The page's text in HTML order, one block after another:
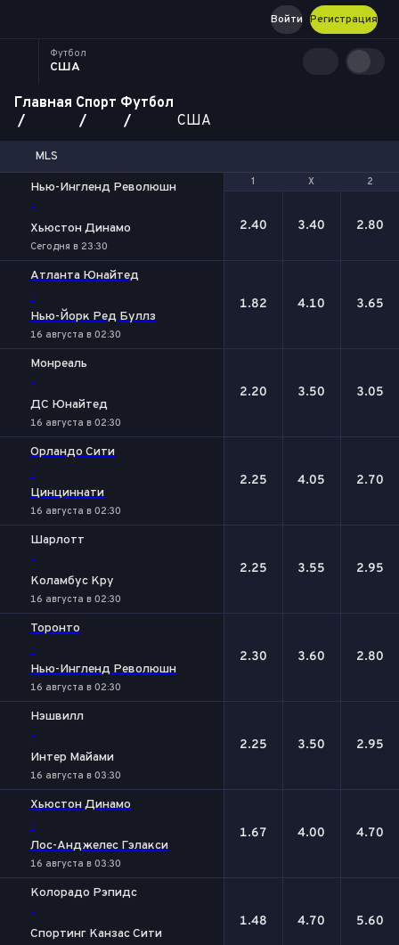
Регистрация
Войти
Футбол
США
Главная Спорт Футбол
США
MLS
1 Х 2
Нью-Ингленд Революшн
-
Хьюстон Динамо
Сегодня в 23:30
1 Х 2
2.40 3.40 2.80
Атланта Юнайтед
-
Нью-Йорк Ред Буллз
16 августа в 02:30
1.82 4.10 3.65
Монреаль
-
ДС Юнайтед
16 августа в 02:30
2.20 3.50 3.05
Орландо Сити
-
Цинциннати
16 августа в 02:30
2.25 4.05 2.70
Шарлотт
-
Коламбус Кру
16 августа в 02:30
2.25 3.55 2.95
Торонто
-
Нью-Ингленд Революшн
16 августа в 02:30
2.30 3.60 2.80
Нэшвилл
-
Интер Майами
16 августа в 03:30
2.25 3.50 2.95
Хьюстон Динамо
-
Лос-Анджелес Гэлакси
16 августа в 03:30
1.67 4.00 4.70
Колорадо Рэпидс
-
Спортинг Канзас Сити
1.48 4.70 5.60